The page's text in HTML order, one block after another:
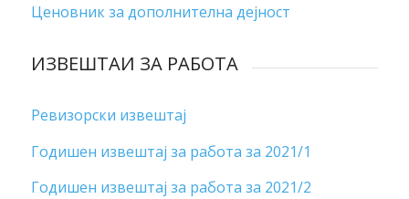
Ценовник за дополнителна дејност
ИЗВЕШТАИ ЗА РАБОТА
Ревизорски извештај
Годишен извештај за работа за 2021/1
Годишен извештај за работа за 2021/2